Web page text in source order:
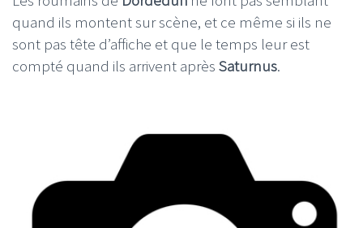
quand ils montent sur scène, et ce même si ils ne
sont pas tête d’affiche et que le temps leur est
compté quand ils arrivent après Saturnus.